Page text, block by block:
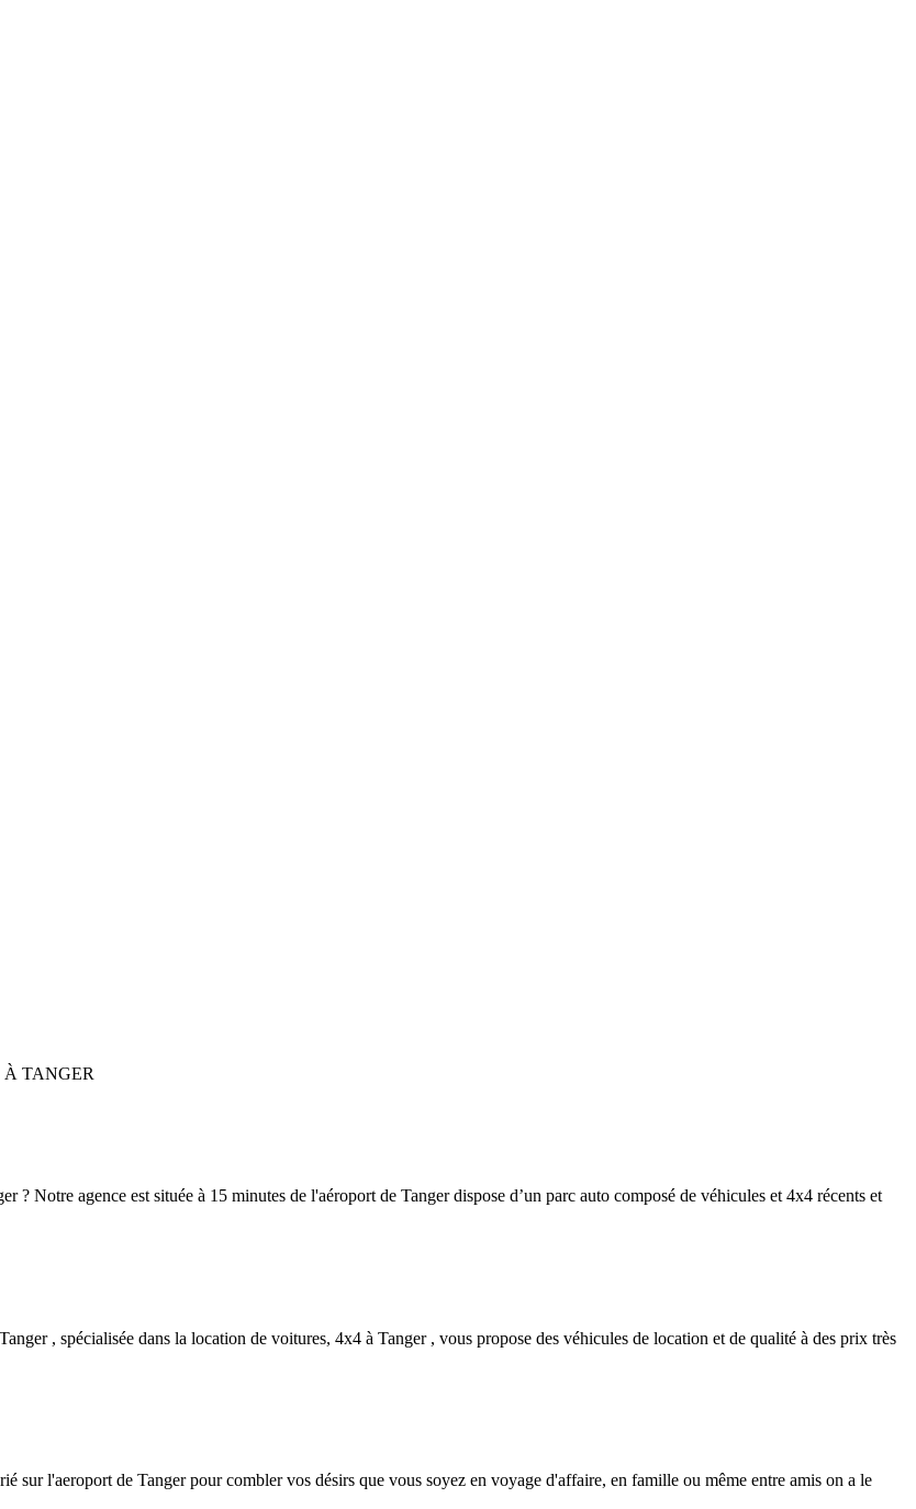
TANGER
Notre agence est située à 15 minutes de l'aéroport de Tanger dispose d’un parc auto composé de véhicules et 4x4 récents et
, spécialisée dans la location de voitures, 4x4 à Tanger , vous propose des véhicules de location et de qualité à des prix très
sur l'aeroport de Tanger pour combler vos désirs que vous soyez en voyage d'affaire, en famille ou même entre amis on a le